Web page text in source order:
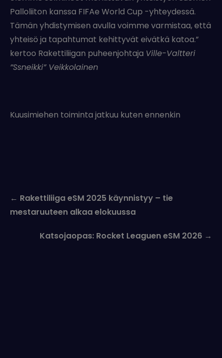
Palloliiton kanssa FIFAe World Cup -yhteydessä.
Tämän yhdistymisen avulla voimme varmistaa, että
yhteisö ja tapahtumat kehittyvät eivätkä katoa.”
kertoo Rakettiliigan puheenjohtaja Ville-Valtteri
”Ssneikki” Veikkolainen
Kuusimiehen toiminta jatkuu kuten ennenkin
navigation
← Rakettiliiga eSM 2025 käynnistyy – tie
mestaruuteen alkaa elokuussa
Katsojaopas: Rocket Leaguen eSM 2026 →